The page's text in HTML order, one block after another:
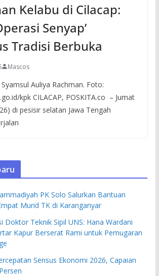
Kelabu di Cilacap:
Senyap’
Tradisi Berbuka
Mascos
Auliya Rachman. Foto:
kpk CILACAP, POSKITA.co – Jumat
di pesisir selatan Jawa Tengah
PK Solo Salurkan Bantuan
Murid TK di Karanganyar
Doktor Teknik Sipil UNS: Hana Wardani
Kapur Berserat Rami untuk Pemugaran
Sensus Ekonomi 2026, Capaian